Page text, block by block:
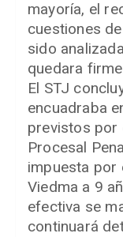
mayoría, el
cuestiones
sido
quedara
El STJ
encuadraba
previstos por
Procesal
impuesta por
Viedma a 9
efectiva se
continuará